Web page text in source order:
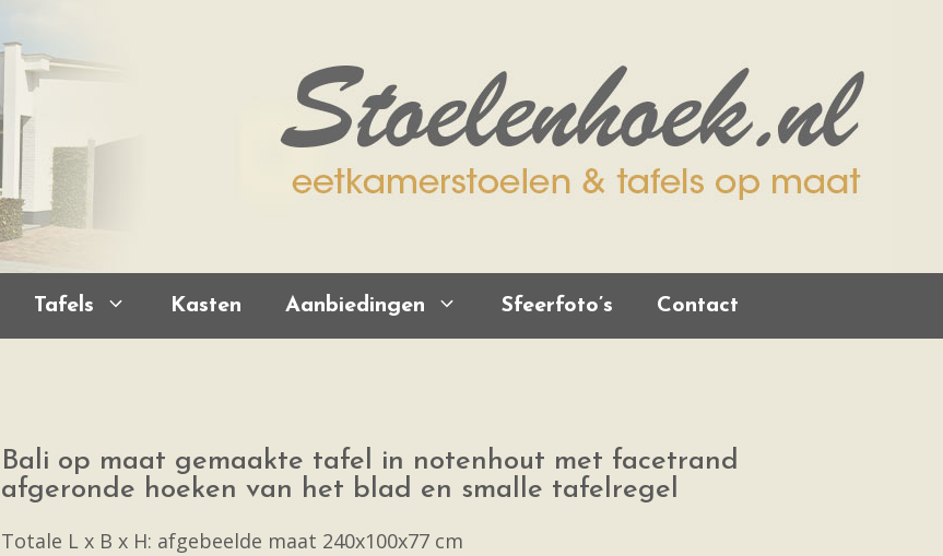
Tafels Kasten Aanbiedingen Sfeerfoto’s Contact
Bali op maat gemaakte tafel in notenhout met facetrand
afgeronde hoeken van het blad en smalle tafelregel
Totale L x B x H: afgebeelde maat 240x100x77 cm